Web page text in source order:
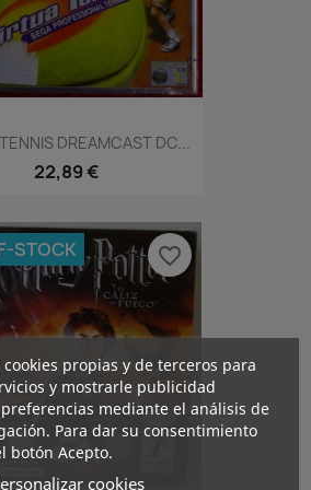
DREAMCAST DC...
22,89 €
STOCK favorite_border
propias y de terceros para
y mostrarle publicidad
mediante el análisis de
Para dar su consentimiento
botón Acepto.
cookies